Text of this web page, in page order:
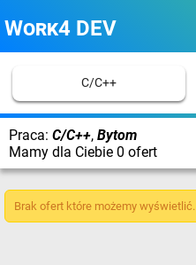
Work4 DEV
C/C++
Praca: C/C++, Bytom
Mamy dla Ciebie 0 ofert
Brak ofert które możemy wyświetlić.